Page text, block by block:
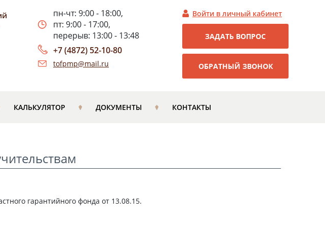
пн-чт: 9:00 - 18:00,
пт: 9:00 - 17:00,
перерыв: 13:00 - 13:48
+7 (4872) 52-10-80
tofpmp@mail.ru
Войти в личный кабинет
ЗАДАТЬ ВОПРОС
ОБРАТНЫЙ ЗВОНОК
КАЛЬКУЛЯТОР ДОКУМЕНТЫ КОНТАКТЫ
гарантийного фонда от 13.08.15.